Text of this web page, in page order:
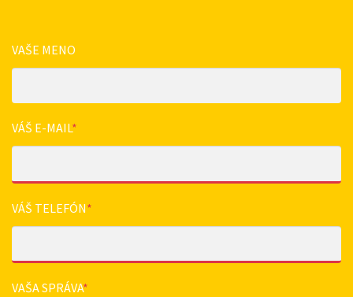
VAŠE MENO
VÁŠ E-MAIL*
VÁŠ TELEFÓN*
VAŠA SPRÁVA*